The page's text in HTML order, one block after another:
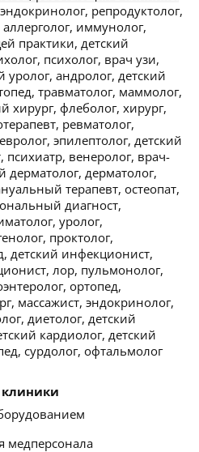
репродуктолог,
аллерголог, иммунолог,
практики, детский
психолог, врач узи,
уролог, андролог, детский
травматолог, маммолог,
хирург, флеболог, хирург,
ревматолог,
эпилептолог, детский
психиатр, венеролог, врач-
дерматолог, дерматолог,
терапевт, остеопат,
диагност,
уролог,
проктолог,
детский инфекционист,
лор, пульмонолог,
ортопед,
массажист, эндокринолог,
диетолог, детский
кардиолог, детский
сурдолог, офтальмолог
медперсонала